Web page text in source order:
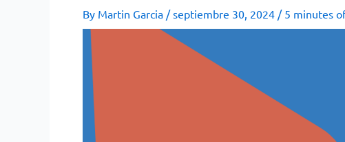
By Martin Garcia /septiembre 30, 2024 / 5 minutes